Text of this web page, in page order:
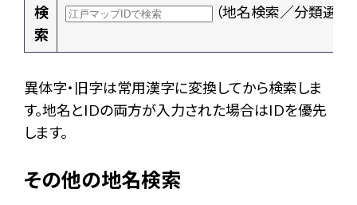
検
索
（地名検索／分類選択
異体字・旧字は常用漢字に変換してから検索しま
す。地名とIDの両方が入力された場合はIDを優先
します。
その他の地名検索